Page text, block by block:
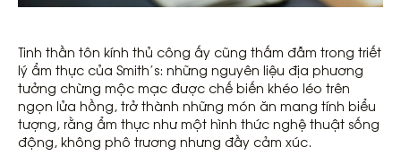
Tinh thần tôn kính thủ công ấy cũng thấm đẫm trong triết
lý ẩm thực của Smith’s: những nguyên liệu địa phương
tưởng chừng mộc mạc được chế biến khéo léo trên
ngọn lửa hồng, trở thành những món ăn mang tính biểu
tượng, rằng ẩm thực như một hình thức nghệ thuật sống
động, không phô trương nhưng đầy cảm xúc.